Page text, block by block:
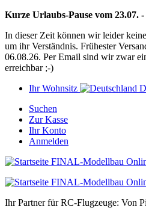
Kurze Urlaubs-Pause vom 23.07. -
In dieser Zeit können wir leider
um ihr Verständnis. Frühester
06.08.26. Per Email sind wir zwar
erreichbar ;-)
Ihr Wohnsitz
Suchen
Zur Kasse
Ihr Konto
Anmelden
Ihr Partner für RC-Flugzeuge: Von